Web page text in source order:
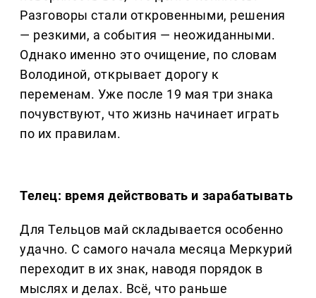
Разговоры стали откровенными, решения
— резкими, а события — неожиданными.
Однако именно это очищение, по словам
Володиной, открывает дорогу к
переменам. Уже после 19 мая три знака
почувствуют, что жизнь начинает играть
по их правилам.
Телец: время действовать и зарабатывать
Для Тельцов май складывается особенно
удачно. С самого начала месяца Меркурий
переходит в их знак, наводя порядок в
мыслях и делах. Всё, что раньше